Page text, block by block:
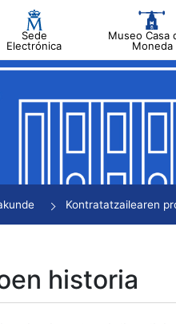
Sede
Electrónica
Museo Casa
Moneda
Kontratatzailearen
historia